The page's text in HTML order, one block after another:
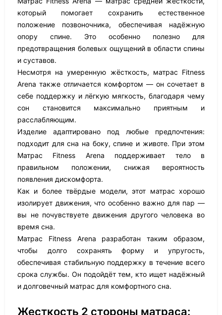
который помогает сохранить естественное
положение позвоночника, обеспечивая надёжную
опору спине. Это особенно полезно для
предотвращения болевых ощущений в области спины
и суставов.
Несмотря на умеренную жёсткость, матрас Fitness
Arena также отличается комфортом — он сочетает в
себе поддержку и лёгкую мягкость, благодаря чему
сон становится максимально приятным и
расслабляющим.
Изделие адаптировано под любые предпочтения:
подходит для сна на боку, спине и животе. При этом
Матрас Fitness Arena поддерживает тело в
правильном положении, снижая вероятность
появления дискомфорта.
Как и более твёрдые модели, этот матрас хорошо
изолирует движения, что особенно важно для пар —
вы не почувствуете движения другого человека во
время сна.
Матрас Fitness Arena разработан таким образом,
чтобы долго сохранять форму и упругость,
обеспечивая стабильную поддержку в течение всего
срока службы. Он подойдёт тем, кто ищет надёжный
и долговечный матрас для комфортного сна.
Жесткость 2 стороны матраса: